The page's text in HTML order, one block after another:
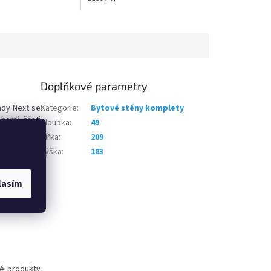
Next se
části
Doplňkové parametry
Kategorie:
Bytové stěny komplety
Hloubka:
49
Šířka:
209
Výška: 183